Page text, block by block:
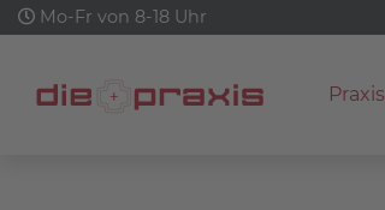
Mo-Fr von 8-18 Uhr
Praxis